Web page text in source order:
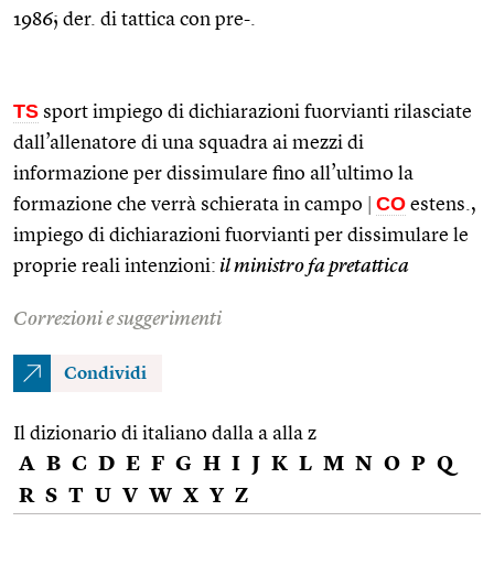
1986; der. di tattica con pre-.
TS sport impiego di dichiarazioni fuorvianti rilasciate
dall’allenatore di una squadra ai mezzi di
informazione per dissimulare fino all’ultimo la
formazione che verrà schierata in campo
CO estens.,
impiego di dichiarazioni fuorvianti per dissimulare le
proprie reali intenzioni: il ministro fa pretattica
Correzioni e suggerimenti
Condividi
Il dizionario di italiano dalla a alla z
A B C D E F G H I J K L M N O P Q
R S T U V W X Y Z